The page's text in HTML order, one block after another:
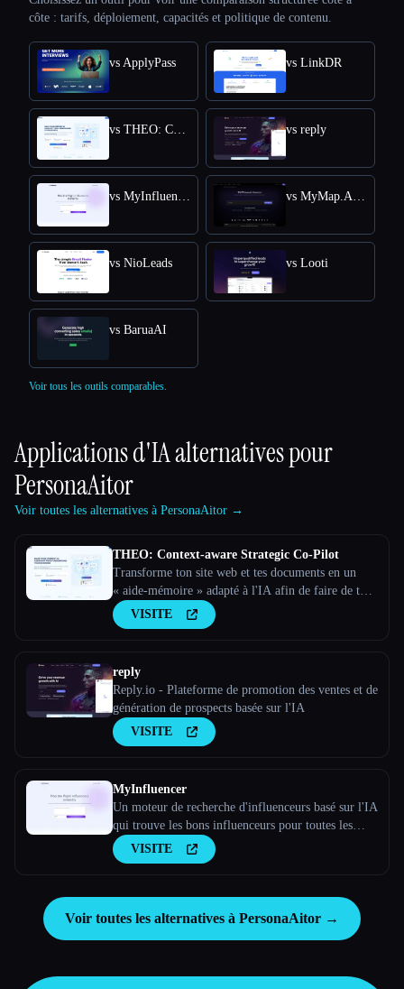
côte : tarifs, déploiement, capacités et politique de contenu.
vs ApplyPass vs LinkDR
vs THEO: Context-aware Strategic Co-Pilot vs reply
vs MyInfluencer vs MyMap.AI Swot Analysis Generator
vs NioLeads vs Looti
vs BaruaAI
Voir tous les outils comparables.
Applications d'IA alternatives pour
PersonaAitor
Voir toutes les alternatives à PersonaAitor →
THEO: Context-aware Strategic Co-Pilot
Transforme ton site web et tes documents en un
« aide-mémoire » adapté à l'IA afin de faire de ton
assistant d'IA un partenaire stratégique
VISITE
reply
Reply.io - Plateforme de promotion des ventes et de
génération de prospects basée sur l'IA
VISITE
MyInfluencer
Un moteur de recherche d'influenceurs basé sur l'IA
qui trouve les bons influenceurs pour toutes les
entreprises
VISITE
Voir toutes les alternatives à PersonaAitor →